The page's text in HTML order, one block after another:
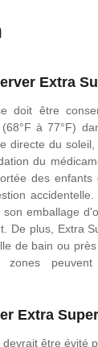
Extra
doit être
à 77°F)
directe du
du
des enfants
emballage
De plus, Extra
de bain ou
zones
Extra
être évité